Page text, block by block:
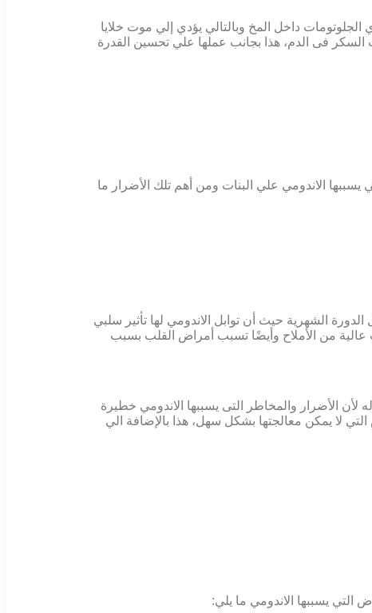
داخل المخ وبالتالي يؤدي إلي موت خلايا
السكر فى الدم، هذا بجانب عملها علي تحسين القدرة
الاندومي علي البنات ومن أهم تلك الأضرار ما
الشهرية حيث أن توابل الاندومي لها تأثير سلبي
عالية من الأملاح وأيضًا تسبب أمراض القلب بسبب
لأن الأضرار والمخاطر التى يسببها الاندومي خطيرة
لا يمكن معالجتها بشكل سهل، هذا بالإضافة الي
التي يسببها الاندومي ما يلي: